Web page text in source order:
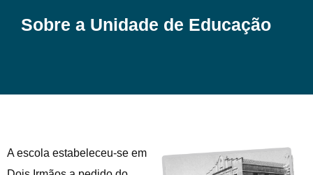
Sobre a Unidade de Educação
A escola estabeleceu-se em